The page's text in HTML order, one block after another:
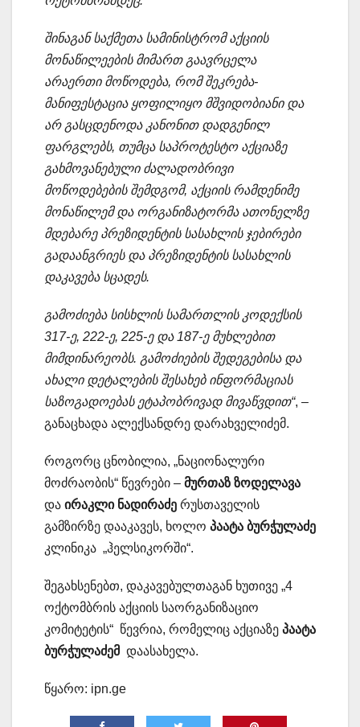
შინაგან საქმეთა სამინისტრომ აქციის
მონაწილეების მიმართ გაავრცელა
არაერთი მოწოდება, რომ შეკრება-
მანიფესტაცია ყოფილიყო მშვიდობიანი და
არ გასცდენოდა კანონით დადგენილ
ფარგლებს, თუმცა საპროტესტო აქციაზე
გახმოვანებული ძალადობრივი
მოწოდებების შემდგომ, აქციის რამდენიმე
მონაწილემ და ორგანიზატორმა ათონელზე
მდებარე პრეზიდენტის სასახლის ჯებირები
გადაანგრიეს და პრეზიდენტის სასახლის
დაკავება სცადეს.
გამოძიება სისხლის სამართლის კოდექსის
317-ე, 222-ე, 225-ე და 187-ე მუხლებით
მიმდინარეობს. გამოძიების შედეგებისა და
ახალი დეტალების შესახებ ინფორმაციას
საზოგადოებას ეტაპობრივად მივაწვდით“, –
განაცხადა ალექსანდრე დარახველიძემ.
როგორც ცნობილია, „ნაციონალური
მოძრაობის“ წევრები – მურთაზ ზოდელავა
და ირაკლი ნადირაძე რუსთაველის
გამზირზე დააკავეს, ხოლო პაატა ბურჭულაძე
კლინიკა „ჰელსიკორში“.
შეგახსენებთ, დაკავებულთაგან ხუთივე „4
ოქტომბრის აქციის საორგანიზაციო
კომიტეტის“ წევრია, რომელიც აქციაზე პაატა
ბურჭულაძემ დაასახელა.
წყარო: ipn.ge